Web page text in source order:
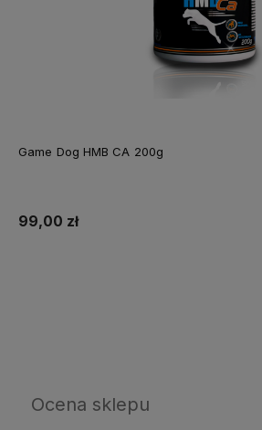
Game Dog HMB CA 200g
99,00 zł
Ocena sklepu